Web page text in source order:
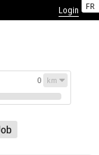
FR
Login
0